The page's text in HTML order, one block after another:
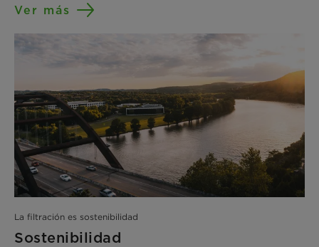
Ver más
La filtración es sostenibilidad
Sostenibilidad